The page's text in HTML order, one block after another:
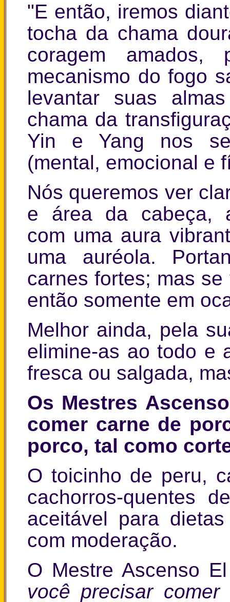
"E então, iremos
tocha da chama
coragem amados,
mecanismo do fogo
levantar suas
chama da
Yin e Yang nos
(mental, emocional e
Nós queremos ver
e área da cabeça,
com uma aura
uma auréola.
carnes fortes; mas
então somente em
Melhor ainda, pela
elimine-as ao todo e
fresca ou salgada,
Os Mestres
comer carne de
porco, tal como
O toicinho de peru,
cachorros-quentes
aceitável para
com moderação.
O Mestre Ascenso
você precisar